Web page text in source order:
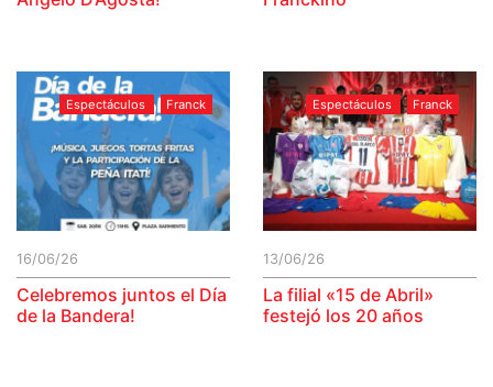
Espectáculos Franck
16/06/26
Celebremos juntos el Día
de la Bandera!
Espectáculos Franck
13/06/26
La filial «15 de Abril»
festejó los 20 años